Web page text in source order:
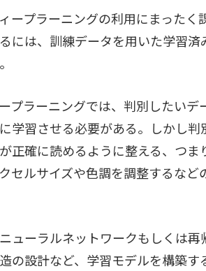
ープラーニングの利用にまった
には、訓練データを用いた学習
プラーニングでは、判別したいデ
学習させる必要がある。しかし
正確に読めるように整える、つ
セルサイズや色調を調整するな
ューラルネットワークもしくは
の設計など、学習モデルを構築